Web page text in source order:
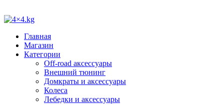
Главная
Магазин
Категории
Off-road аксессуары
Внешний тюнинг
Домкраты и аксессуары
Колеса
Лебедки и аксессуары